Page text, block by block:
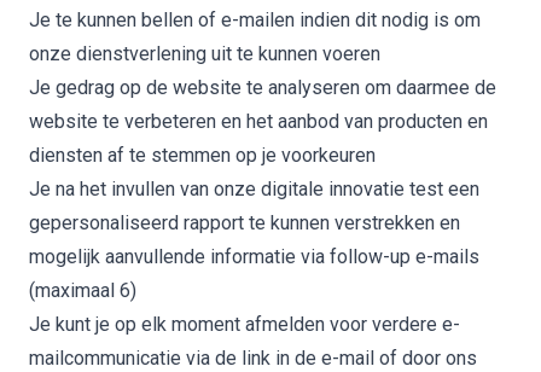
Je te kunnen bellen of e-mailen indien dit nodig is om
onze dienstverlening uit te kunnen voeren
Je gedrag op de website te analyseren om daarmee de
website te verbeteren en het aanbod van producten en
diensten af te stemmen op je voorkeuren
Je na het invullen van onze digitale innovatie test een
gepersonaliseerd rapport te kunnen verstrekken en
mogelijk aanvullende informatie via follow-up e-mails
(maximaal 6)
Je kunt je op elk moment afmelden voor verdere e-
mailcommunicatie via de link in de e-mail of door ons